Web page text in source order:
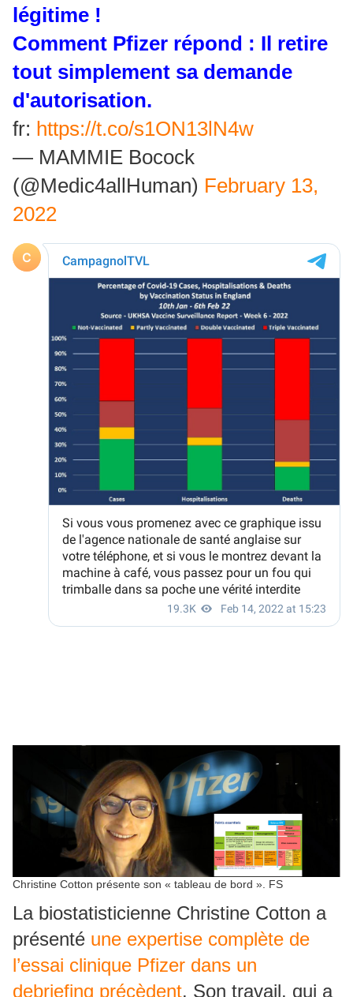
légitime !
Comment Pfizer répond : Il retire
tout simplement sa demande
d'autorisation.
fr: https://t.co/s1ON13lN4w
— MAMMIE Bocock
(@Medic4allHuman) February 13,
2022
Christine Cotton présente son « tableau de bord ». FS
La biostatisticienne Christine Cotton a
présenté une expertise complète de
l’essai clinique Pfizer dans un
debriefing précèdent. Son travail, qui a